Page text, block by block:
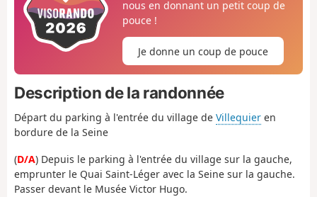
nous en donnant un petit coup de
pouce !
Je donne un coup de pouce
Description de la randonnée
Départ du parking à l'entrée du village de Villequier en
bordure de la Seine
(D/A) Depuis le parking à l'entrée du village sur la gauche,
emprunter le Quai Saint-Léger avec la Seine sur la gauche.
Passer devant le Musée Victor Hugo.